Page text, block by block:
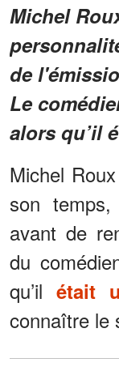
Michel
de
Le
alors qu’il
Michel
son
avant de
du
qu’il était
connaître le